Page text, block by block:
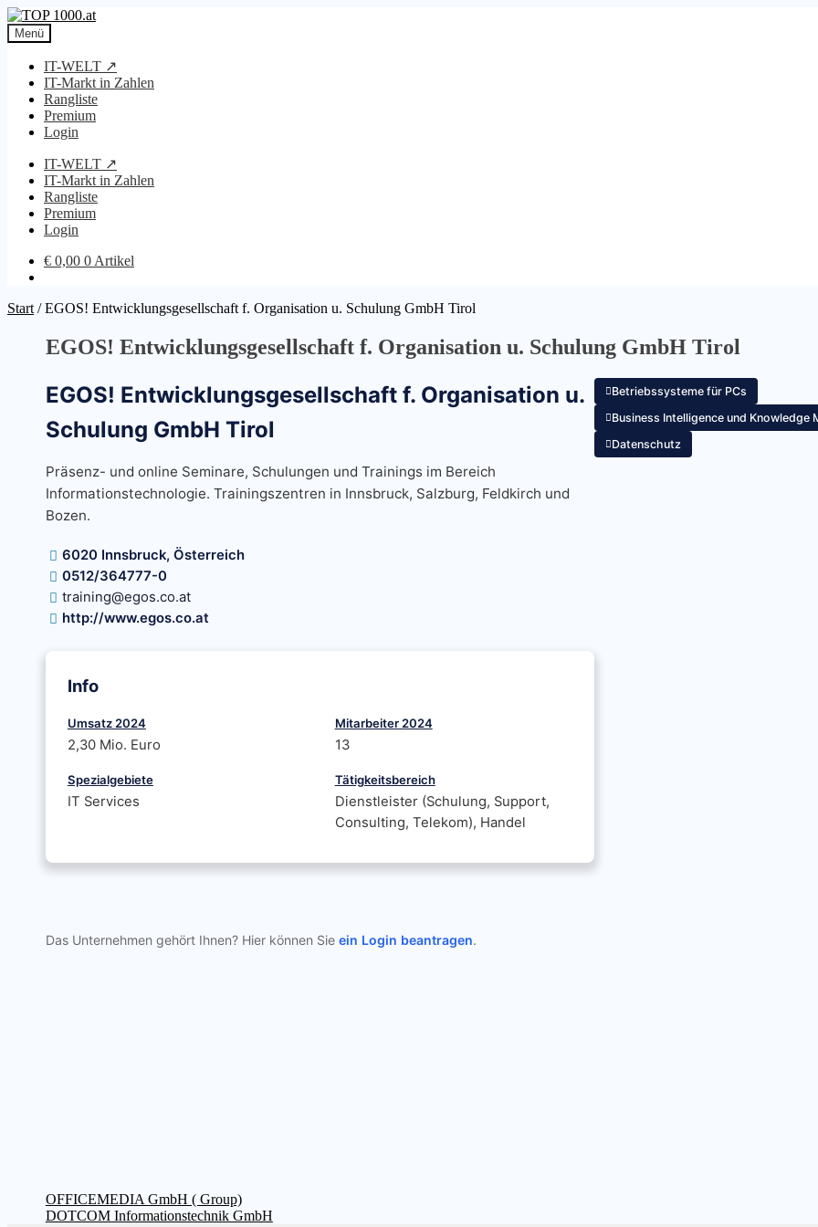
Zur
Navigation
springen
Zum
Inhalt
springen
Menü
IT-WELT ↗
IT-Markt in Zahlen
Rangliste
Premium
Login
IT-WELT ↗
IT-Markt in Zahlen
Rangliste
Premium
Login
€ 0,00 0 Artikel
Start /EGOS! Entwicklungsgesellschaft f. Organisation u. Schulung GmbH Tirol
EGOS! Entwicklungsgesellschaft f. Organisation u. Schulung GmbH Tirol
EGOS! Entwicklungsgesellschaft f. Organisation u.
Schulung GmbH Tirol
Präsenz- und online Seminare, Schulungen und Trainings im Bereich
Informationstechnologie. Trainingszentren in Innsbruck, Salzburg, Feldkirch und
Bozen.
6020 Innsbruck, Österreich
0512/364777-0
training@egos.co.at
http://www.egos.co.at
Info
Umsatz 2024
2,30 Mio. Euro
Mitarbeiter 2024
13
Spezialgebiete
IT Services
Tätigkeitsbereich
Dienstleister (Schulung, Support,
Consulting, Telekom), Handel
Betriebssysteme für PCs
Business Intelligence und Knowledge
Datenschutz
Das Unternehmen gehört Ihnen? Hier können Sie ein Login beantragen.
Beitragsnavigation
Vorheriger
Beitrag:
OFFICEMEDIA GmbH ( Group)
Nächster
DOTCOM Informationstechnik GmbH